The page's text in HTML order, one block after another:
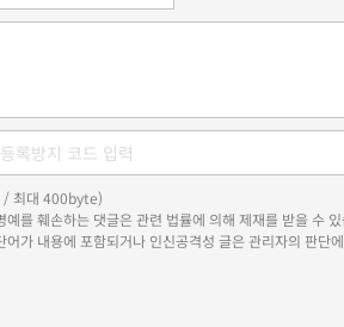
/ 최대 400byte)
를 훼손하는 댓글은 관련 법률에 의해 제재를 받을 수
가 내용에 포함되거나 인신공격성 글은 관리자의 판단